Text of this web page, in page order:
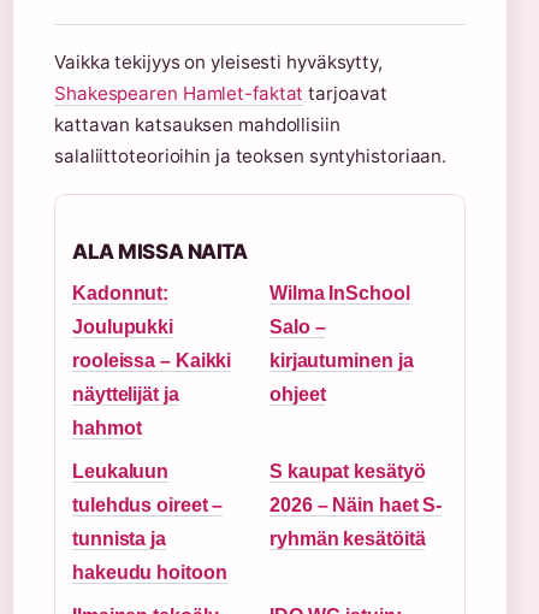
Vaikka tekijyys on yleisesti hyväksytty,
Shakespearen Hamlet-faktat tarjoavat
kattavan katsauksen mahdollisiin
salaliittoteorioihin ja teoksen syntyhistoriaan.
ALA MISSA NAITA
Kadonnut:
Joulupukki
rooleissa – Kaikki
näyttelijät ja
hahmot
Wilma InSchool
Salo –
kirjautuminen ja
ohjeet
Leukaluun
tulehdus oireet –
tunnista ja
hakeudu hoitoon
S kaupat kesätyö
2026 – Näin haet S-
ryhmän kesätöitä